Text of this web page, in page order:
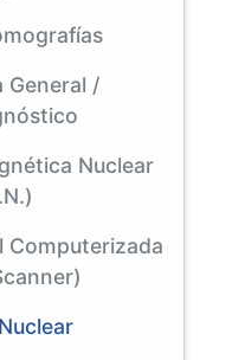
General /
Nuclear
Computerizada